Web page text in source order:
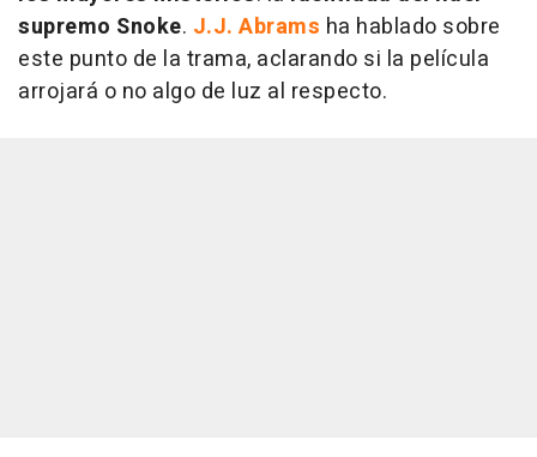
supremo Snoke. J.J. Abrams ha hablado sobre
este punto de la trama, aclarando si la película
arrojará o no algo de luz al respecto.